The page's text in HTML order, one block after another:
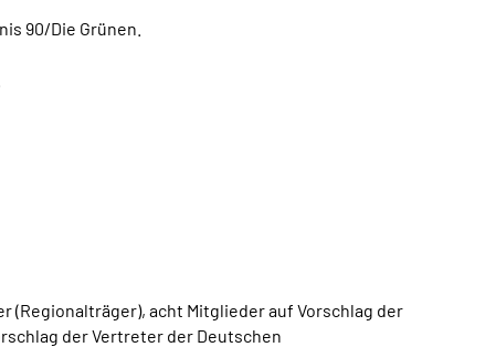
90/Die Grünen.
acht Mitglieder auf Vorschlag der
der Vertreter der Deutschen